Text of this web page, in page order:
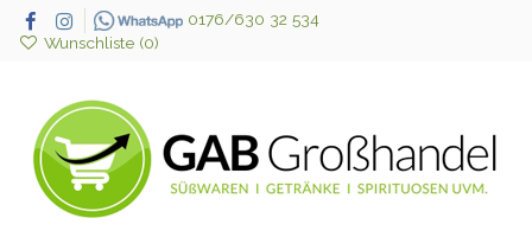
0176/630 32 534
Wunschliste (0)